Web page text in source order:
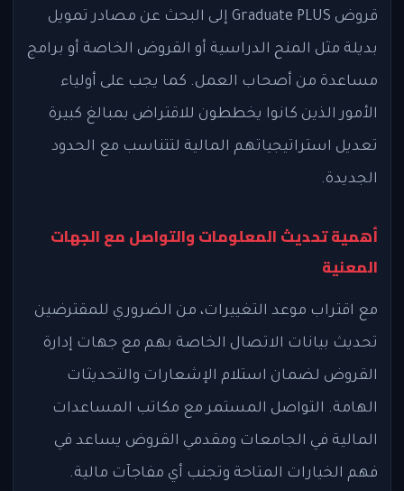
قروض Graduate PLUS إلى البحث عن مصادر تمويل
بديلة مثل المنح الدراسية أو القروض الخاصة أو برامج
مساعدة من أصحاب العمل. كما يجب على أولياء
الأمور الذين كانوا يخططون للاقتراض بمبالغ كبيرة
تعديل استراتيجياتهم المالية لتتناسب مع الحدود
الجديدة.
أهمية تحديث المعلومات والتواصل مع الجهات
المعنية
مع اقتراب موعد التغييرات، من الضروري للمقترضين
تحديث بيانات الاتصال الخاصة بهم مع جهات إدارة
القروض لضمان استلام الإشعارات والتحديثات
الهامة. التواصل المستمر مع مكاتب المساعدات
المالية في الجامعات ومقدمي القروض يساعد في
فهم الخيارات المتاحة وتجنب أي مفاجآت مالية.